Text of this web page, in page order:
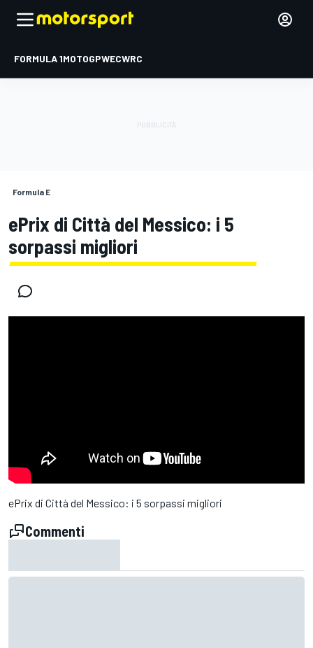
FORMULA 1MOTOGPWECWRC
Formula E
ePrix di Città del Messico: i 5
sorpassi migliori
ePrix di Città del Messico: i 5 sorpassi migliori
Commenti